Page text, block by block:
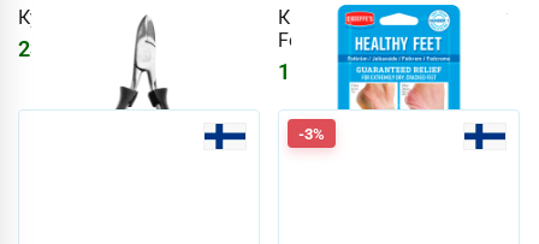
Кусачки для ногтей
2322 ₽
Крем для ног 96 г Healthy
Feet
1572
-3%